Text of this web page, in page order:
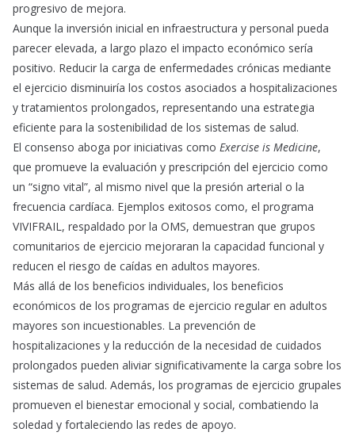
progresivo de mejora.
Aunque la inversión inicial en infraestructura y personal pueda
parecer elevada, a largo plazo el impacto económico sería
positivo. Reducir la carga de enfermedades crónicas mediante
el ejercicio disminuiría los costos asociados a hospitalizaciones
y tratamientos prolongados, representando una estrategia
eficiente para la sostenibilidad de los sistemas de salud.
El consenso aboga por iniciativas como Exercise is Medicine,
que promueve la evaluación y prescripción del ejercicio como
un “signo vital”, al mismo nivel que la presión arterial o la
frecuencia cardíaca. Ejemplos exitosos como, el programa
VIVIFRAIL, respaldado por la OMS, demuestran que grupos
comunitarios de ejercicio mejoraran la capacidad funcional y
reducen el riesgo de caídas en adultos mayores.
Más allá de los beneficios individuales, los beneficios
económicos de los programas de ejercicio regular en adultos
mayores son incuestionables. La prevención de
hospitalizaciones y la reducción de la necesidad de cuidados
prolongados pueden aliviar significativamente la carga sobre los
sistemas de salud. Además, los programas de ejercicio grupales
promueven el bienestar emocional y social, combatiendo la
soledad y fortaleciendo las redes de apoyo.